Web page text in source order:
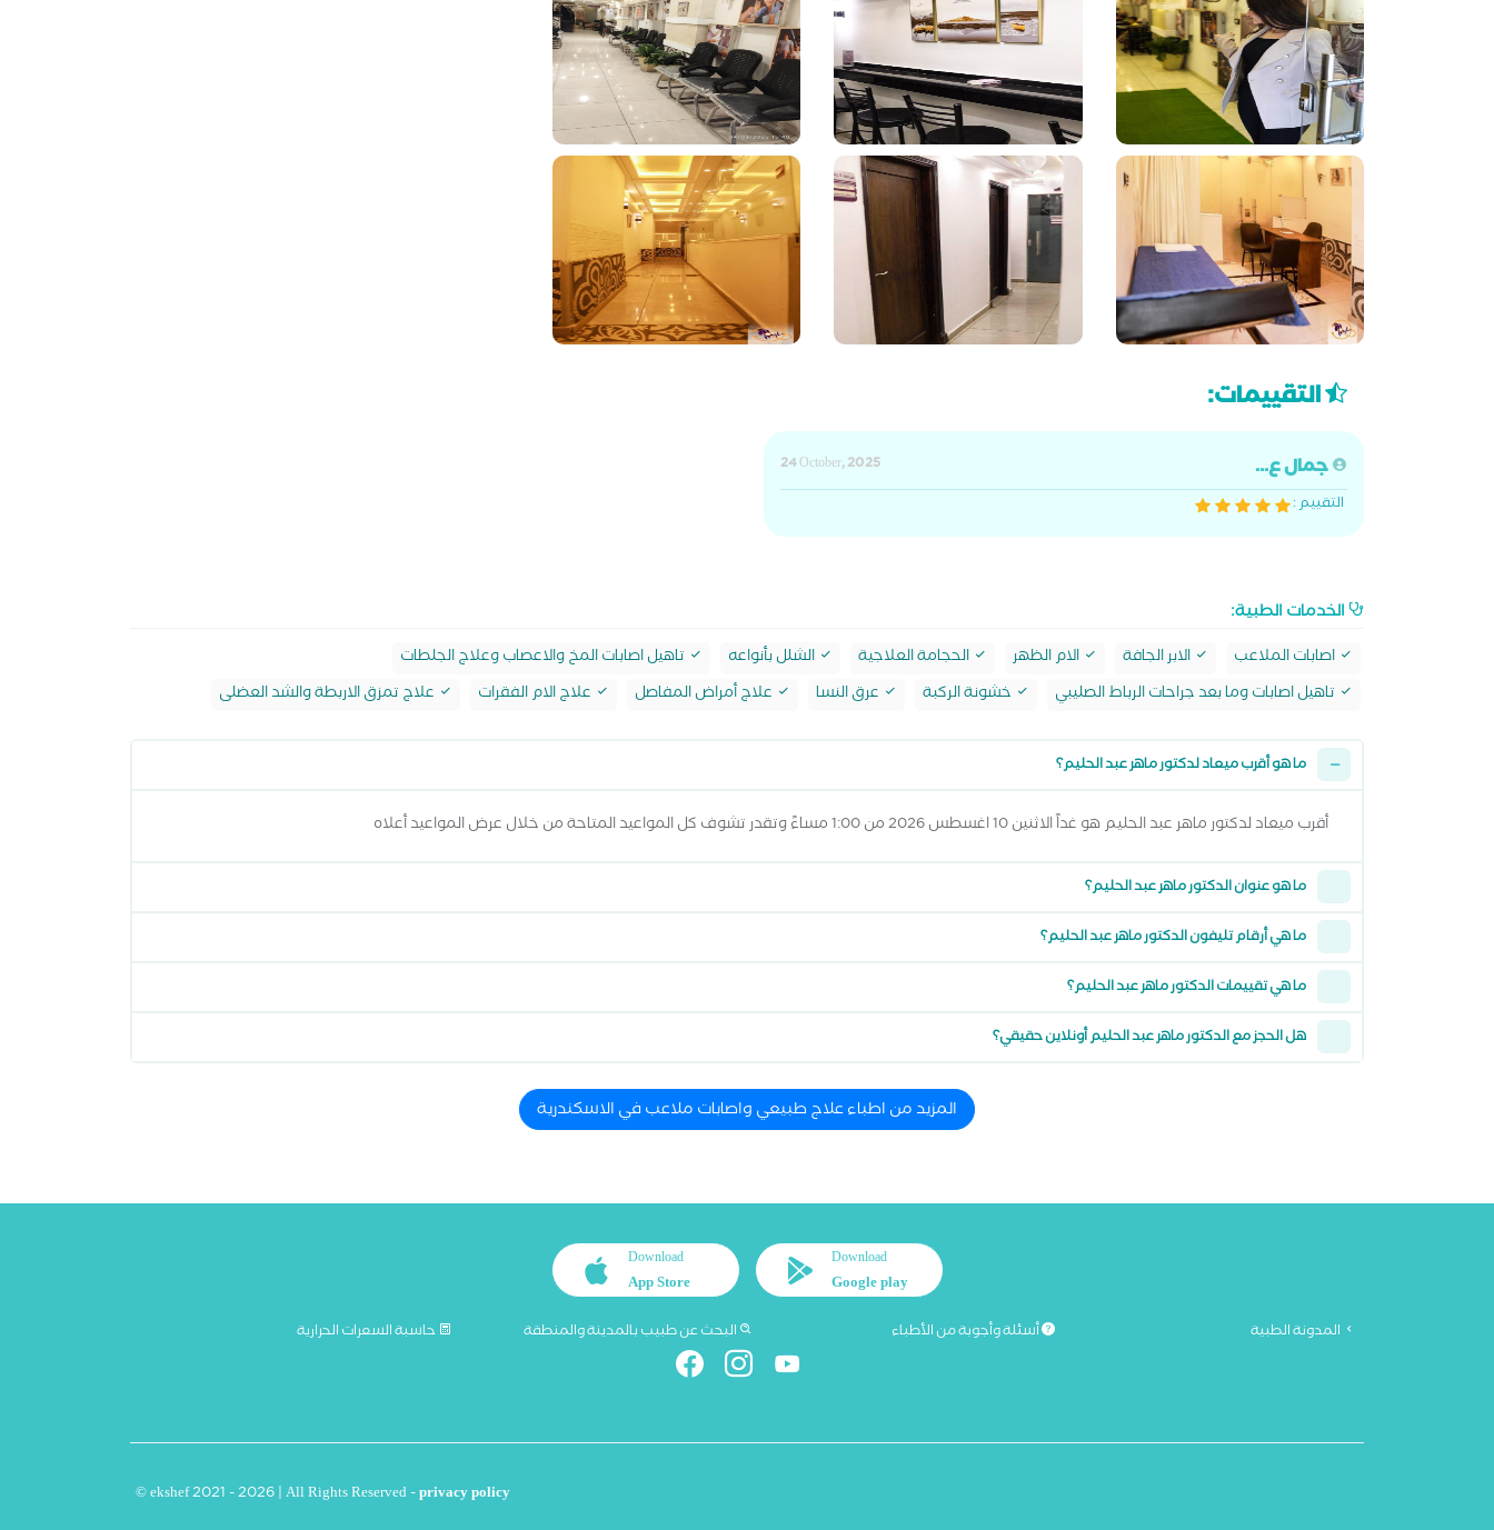
التقييمات:
جمال ع...
24 October, 2025
التقييم :
الخدمات الطبية:
اصابات الملاعب الابر الجافة الام الظهر الحجامة العلاجية الشلل بأنواعه
تاهيل اصابات المخ والاعصاب وعلاج الجلطات
تاهيل اصابات وما بعد جراحات الرباط الصليبي
خشونة الركبة عرق النسا علاج أمراض المفاصل علاج الام الفقرات علاج تمزق الاربطة والشد العضلى
ما هو أقرب ميعاد لدكتور ماهر عبد الحليم؟
أقرب ميعاد لدكتور ماهر عبد الحليم هو غداً الاثنين 10 اغسطس 2026 من 1:00 مساءً وتقدر تشوف كل المواعيد المتاحة من خلال عرض المواعيد أعلاه
ما هو عنوان الدكتور ماهر عبد الحليم؟
ما هي أرقام تليفون الدكتور ماهر عبد الحليم؟
ما هي تقييمات الدكتور ماهر عبد الحليم؟
هل الحجز مع الدكتور ماهر عبد الحليم أونلاين حقيقي؟
المزيد من اطباء علاج طبيعي واصابات ملاعب في الاسكندرية
Download
Google play
Download
App Store
المدونة الطبية أسئلة وأجوبة من الأطباء البحث عن طبيب بالمدينة والمنطقة حاسبة السعرات الحرارية
© ekshef 2021 - 2026 | All Rights Reserved -privacy policy